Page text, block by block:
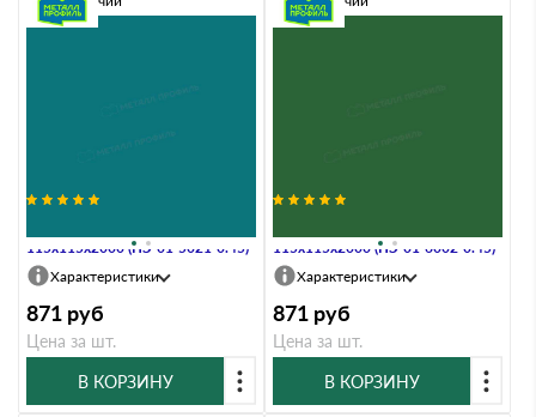
115х115х2000 (ПЭ-01-5021-0.45)
Характеристики
871 руб
Цена за шт.
В КОРЗИНУ
115х115х2000 (ПЭ-01-6002-0.45)
Характеристики
871 руб
Цена за шт.
В КОРЗИНУ